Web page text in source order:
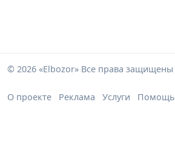
© 2026 «Elbozor» Все права защищены
О проекте Реклама Услуги Помощь